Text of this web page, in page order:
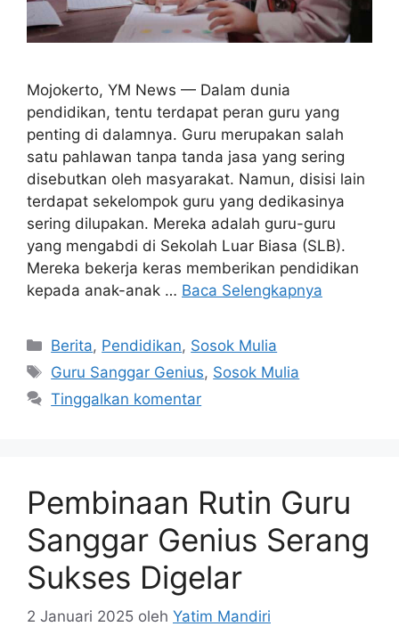
Mojokerto, YM News — Dalam dunia
pendidikan, tentu terdapat peran guru yang
penting di dalamnya. Guru merupakan salah
satu pahlawan tanpa tanda jasa yang sering
disebutkan oleh masyarakat. Namun, disisi lain
terdapat sekelompok guru yang dedikasinya
sering dilupakan. Mereka adalah guru-guru
yang mengabdi di Sekolah Luar Biasa (SLB).
Mereka bekerja keras memberikan pendidikan
kepada anak-anak … Baca Selengkapnya
Berita, Pendidikan, Sosok Mulia
Guru Sanggar Genius, Sosok Mulia
Tinggalkan komentar
Pembinaan Rutin Guru
Sanggar Genius Serang
Sukses Digelar
2 Januari 2025 oleh Yatim Mandiri